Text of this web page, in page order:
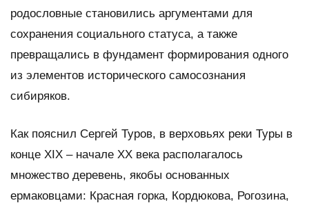
родословные становились аргументами для
сохранения социального статуса, а также
превращались в фундамент формирования одного
из элементов исторического самосознания
сибиряков.
Как пояснил Сергей Туров, в верховьях реки Туры в
конце XIX – начале XX века располагалось
множество деревень, якобы основанных
ермаковцами: Красная горка, Кордюкова, Рогозина,